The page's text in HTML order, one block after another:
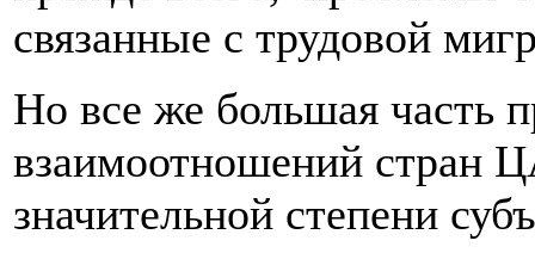
связанные с трудовой
Но все же большая часть
взаимоотношений стран
значительной степени